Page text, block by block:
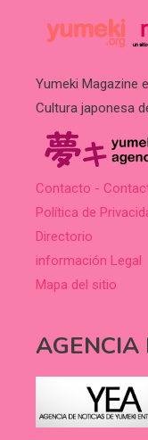
Yumeki Magazine
Cultura japonesa
Contacto -
Política de
Directorio
información Legal
Mapa del sitio
AGENCIA